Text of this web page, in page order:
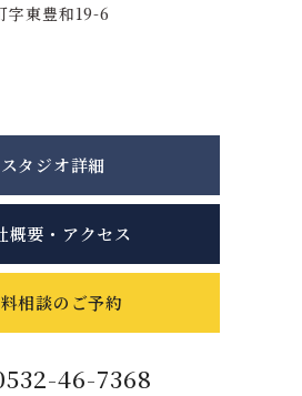
字東豊和19-6
スタジオ詳細
概要・アクセス
相談のご予約
46-7368